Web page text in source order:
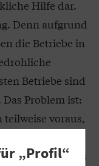
Hilfe dar.
Denn aufgrund
die Betriebe in
Betriebe sind
Problem ist:
voraus,
werden
von 5.000 bis
„Profil“